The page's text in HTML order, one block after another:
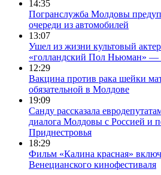
14:35
Погранслужба Молдовы
очереди из автомобилей
13:07
Ушел из жизни культовый
«голландский Пол Ньюман» —
12:29
Вакцина против рака шейки
обязательной в Молдове
19:09
Санду рассказала
диалога Молдовы с Россией и
Приднестровья
18:29
Фильм «Калина красная»
Венецианского кинофестиваля